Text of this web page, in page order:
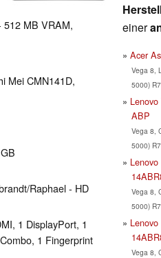
512 MB VRAM,
Mei CMN141D,
Raphael - HD
1 DisplayPort, 1
1 Fingerprint
einer
Acer
Vega 8,
5000)
ABP
Vega 8,
5000)
Vega 8,
5000)
Vega 8,